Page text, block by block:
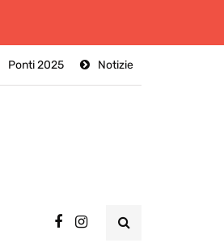
Notizie
Ponti 2025